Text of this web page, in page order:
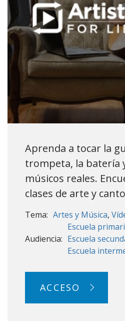
Aprenda a tocar la
trompeta, la batería
músicos reales.
clases de arte y
Tema: Artes y Música
Audiencia:
Escuela
Escuela
Escuela
ACCESO